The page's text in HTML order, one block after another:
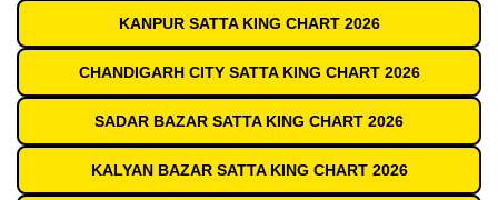
KANPUR SATTA KING CHART 2026
CHANDIGARH CITY SATTA KING CHART 2026
SADAR BAZAR SATTA KING CHART 2026
KALYAN BAZAR SATTA KING CHART 2026